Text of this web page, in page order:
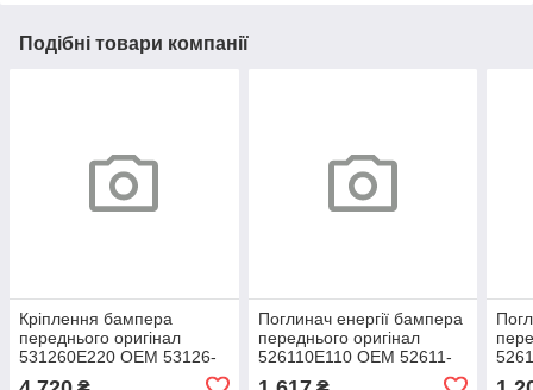
Подібні товари компанії
Кріплення бампера
переднього оригінал
531260E220 OEM 53126-
0E220 Тойота Хайлендер
Поглинач енергії бампера
переднього оригінал
526110E110 OEM 52611-
0E110 Тойота Хайлендер